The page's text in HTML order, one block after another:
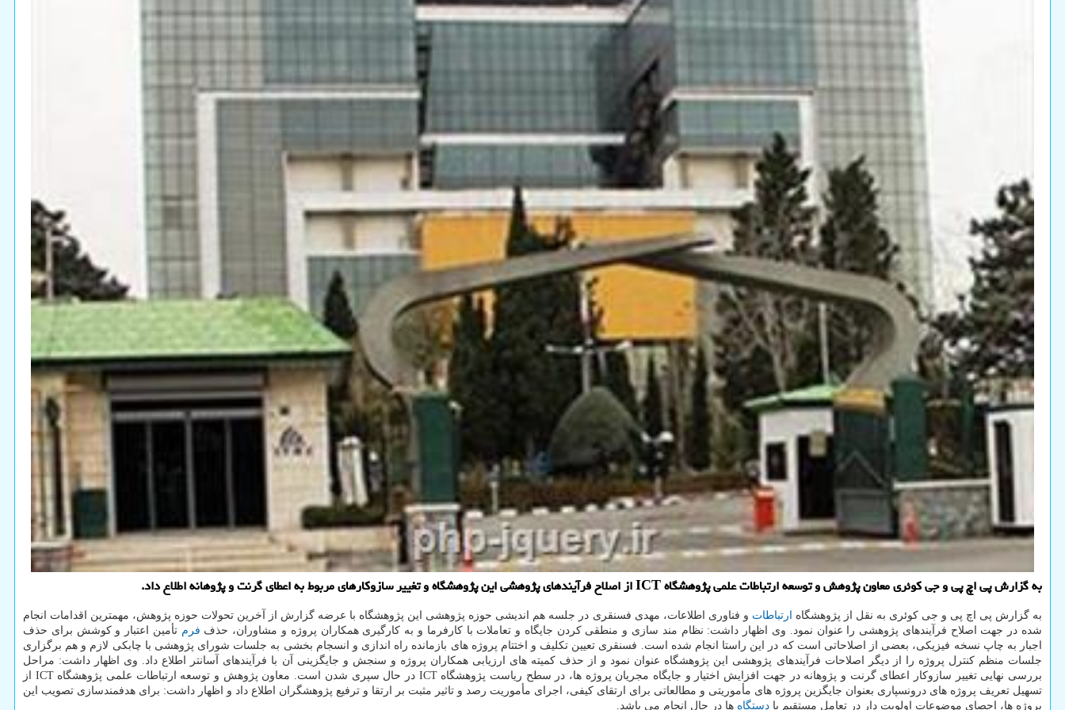
به گزارش پی اچ پی و جی كوئری معاون پژوهش و توسعه ارتباطات علمی پژوهشگاه ICT از اصلاح فرآیندهای پژوهشی این پژوهشگاه و تغییر سازوكارهای مربوط به اعطای گرنت و پژوهانه اطلاع داد.
به گزارش پی اچ پی و جی کوئری به نقل از پژوهشگاه ارتباطات و فناوری اطلاعات، مهدی فسنقری در جلسه هم اندیشی حوزه پژوهشی این پژوهشگاه با عرضه گزارش از آخرین تحولات حوزه پژوهش، مهمترین اقدامات انجام
شده در جهت اصلاح فرآیندهای پژوهشی را عنوان نمود. وی اظهار داشت: نظام مند سازی و منطقی کردن جایگاه و تعاملات با کارفرما و به کارگیری همکاران پروژه و مشاوران، حذف فرم تأمین اعتبار و کوشش برای حذف
اجبار به چاپ نسخه فیزیکی، بعضی از اصلاحاتی است که در این راستا انجام شده است. فسنقری تعیین تکلیف و اختتام پروژه های بازمانده راه اندازی و انسجام بخشی به جلسات شورای پژوهشی با چابکی لازم و هم برگزاری
جلسات منظم کنترل پروژه را از دیگر اصلاحات فرآیندهای پژوهشی این پژوهشگاه عنوان نمود و از حذف کمیته های ارزیابی همکاران پروژه و سنجش و جایگزینی آن با فرآیندهای آسانتر اطلاع داد. وی اظهار داشت: مراحل
بررسی نهایی تغییر سازوکار اعطای گرنت و پژوهانه در جهت افزایش اختیار و جایگاه مجریان پروژه ها، در سطح ریاست پژوهشگاه ICT در حال سپری شدن است. معاون پژوهش و توسعه ارتباطات علمی پژوهشگاه ICT از
تسهیل تعریف پروژه های درونسپاری بعنوان جایگزین پروژه های مأموریتی و مطالعاتی برای ارتقای کیفی، اجرای مأموریت رصد و تاثیر مثبت بر ارتقا و ترفیع پژوهشگران اطلاع داد و اظهار داشت: برای هدفمندسازی تصویب این
پروژه ها، احصای موضوعات اولویت دار در تعامل مستقیم با دستگاه ها در حال انجام می باشد.